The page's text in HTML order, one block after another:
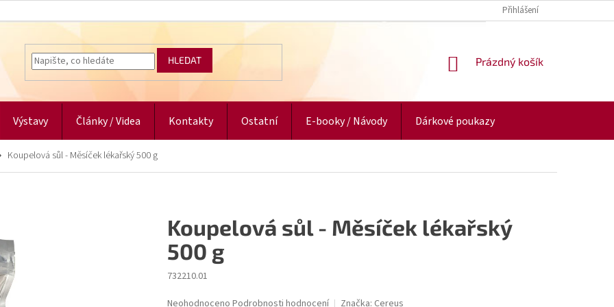
Přihlášení
HLEDAT
NÁKUPNÍ
Prázdný košík
Výstavy Články / Videa Kontakty Ostatní E-booky / Návody Dárkové poukazy
Koupelová sůl - Měsíček lékařský 500 g
Koupelová sůl - Měsíček lékařský
500 g
732210.01
Průměrné
Neohodnoceno Podrobnosti hodnocení Značka: Cereus